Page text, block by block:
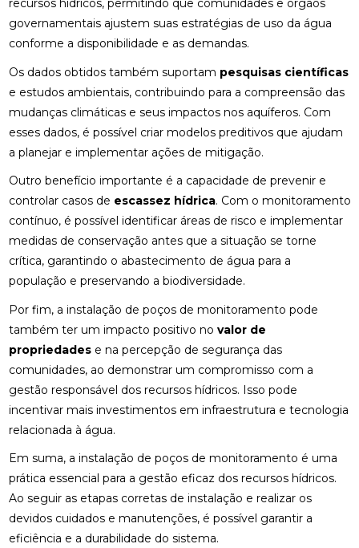
recursos hídricos, permitindo que comunidades e órgãos
governamentais ajustem suas estratégias de uso da água
conforme a disponibilidade e as demandas.
Os dados obtidos também suportam pesquisas científicas
e estudos ambientais, contribuindo para a compreensão das
mudanças climáticas e seus impactos nos aquíferos. Com
esses dados, é possível criar modelos preditivos que ajudam
a planejar e implementar ações de mitigação.
Outro benefício importante é a capacidade de prevenir e
controlar casos de escassez hídrica. Com o monitoramento
contínuo, é possível identificar áreas de risco e implementar
medidas de conservação antes que a situação se torne
crítica, garantindo o abastecimento de água para a
população e preservando a biodiversidade.
Por fim, a instalação de poços de monitoramento pode
também ter um impacto positivo no valor de
propriedadese na percepção de segurança das
comunidades, ao demonstrar um compromisso com a
gestão responsável dos recursos hídricos. Isso pode
incentivar mais investimentos em infraestrutura e tecnologia
relacionada à água.
Em suma, a instalação de poços de monitoramento é uma
prática essencial para a gestão eficaz dos recursos hídricos.
Ao seguir as etapas corretas de instalação e realizar os
devidos cuidados e manutenções, é possível garantir a
eficiência e a durabilidade do sistema.